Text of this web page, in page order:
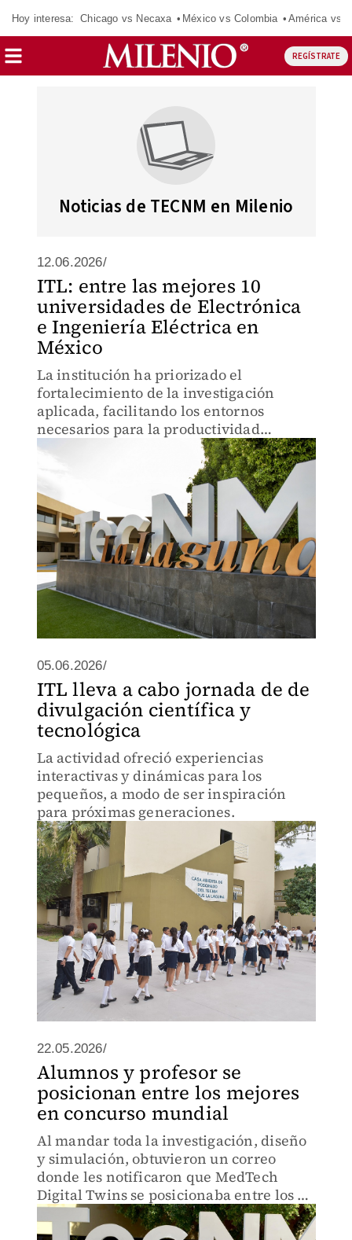
Hoy interesa: Chicago vs Necaxa México vs Colombia América vs
REGÍSTRATE
Noticias de TECNM en Milenio
12.06.2026/
ITL: entre las mejores 10
universidades de Electrónica
e Ingeniería Eléctrica en
México
La institución ha priorizado el
fortalecimiento de la investigación
aplicada, facilitando los entornos
necesarios para la productividad
científica de los investigadores del
05.06.2026/
ITL lleva a cabo jornada de de
divulgación científica y
tecnológica
La actividad ofreció experiencias
interactivas y dinámicas para los
pequeños, a modo de ser inspiración
para próximas generaciones.
22.05.2026/
Alumnos y profesor se
posicionan entre los mejores
en concurso mundial
Al mandar toda la investigación, diseño
y simulación, obtuvieron un correo
donde les notificaron que MedTech
Digital Twins se posicionaba entre los 10
mejores a nivel mundial.